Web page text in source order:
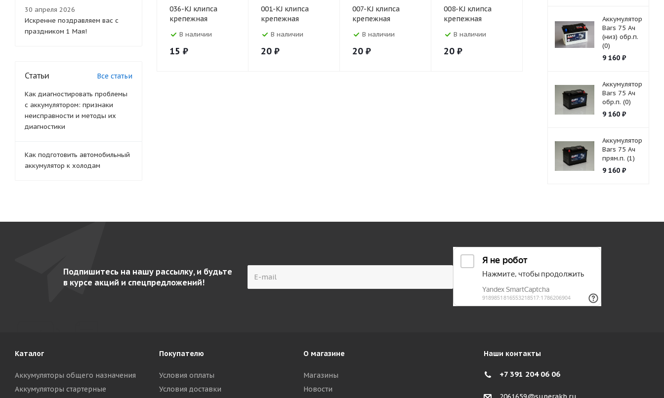
036-KJ клипса
крепежная
В наличии
15 ₽
001-KJ клипса
крепежная
В наличии
20 ₽
007-KJ клипса
крепежная
В наличии
20 ₽
008-KJ клипса
крепежная
В наличии
20 ₽
В наличии
крепежная
Аккумулятор
Bars 75 Ач
(низ) обр.п.
(0)
9 160₽
Аккумулятор
Bars 75 Ач
обр.п. (0)
9 160₽
Аккумулятор
Bars 75 Ач
прям.п. (1)
9 160₽
30 апреля 2026
Искренне поздравляем вас с
праздником 1 Мая!
Статьи Все статьи
Как диагностировать проблемы
с аккумулятором: признаки
неисправности и методы их
диагностики
Как подготовить автомобильный
аккумулятор к холодам
Подпишитесь на нашу рассылку, и будьте
в курсе акций и спецпредложений!
Каталог
Аккумуляторы общего назначения
Аккумуляторы стартерные
Покупателю
Условия оплаты
Условия доставки
О магазине
Магазины
Новости
Наши контакты
+7 391 204 06 06